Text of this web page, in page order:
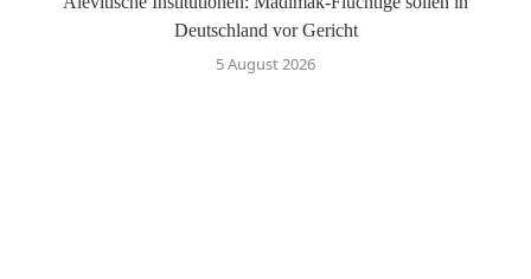
Deutschland vor Gericht
5 August 2026